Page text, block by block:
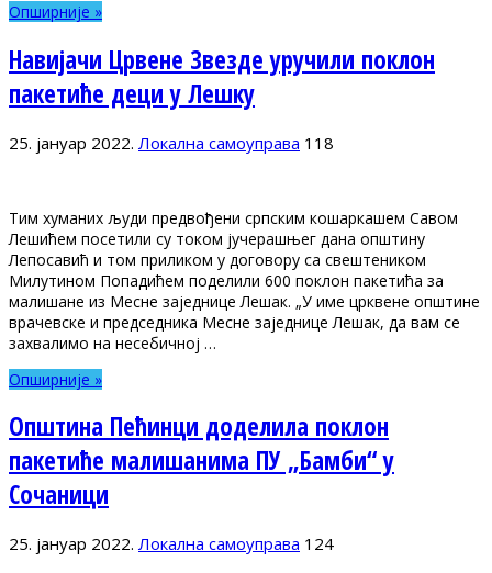
Опширније »
Навијачи Црвене Звезде уручили поклон
пакетиће деци у Лешку
25. јануар 2022. Локална самоуправа 118
Тим хуманих људи предвођени српским кошаркашем Савом
Лешићем посетили су током јучерашњег дана општину
Лепосавић и том приликом у договору са свештеником
Милутином Попадићем поделили 600 поклон пакетића за
малишане из Месне заједнице Лешак. „У име црквене општине
врачевске и председника Месне заједнице Лешак, да вам се
захвалимо на несебичној …
Опширније »
Општина Пећинци доделила поклон
пакетиће малишанима ПУ „Бамби“ у
Сочаници
25. јануар 2022. Локална самоуправа 124